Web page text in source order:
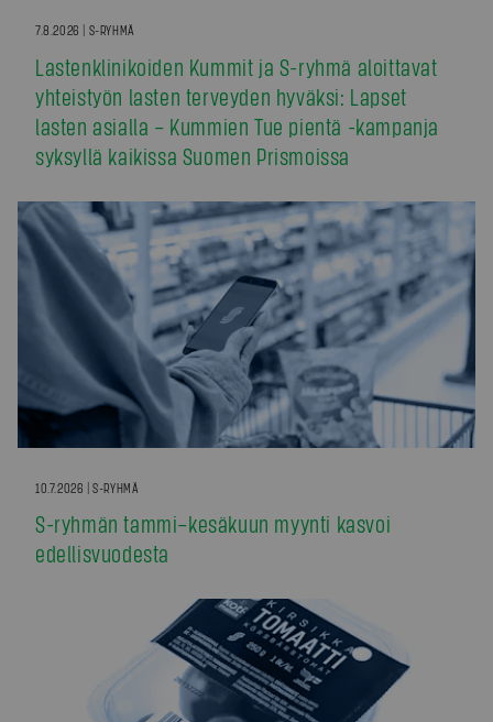
7.8.2026 | S-RYHMÄ
Lastenklinikoiden Kummit ja S-ryhmä aloittavat
yhteistyön lasten terveyden hyväksi: Lapset
lasten asialla – Kummien Tue pientä -kampanja
syksyllä kaikissa Suomen Prismoissa
10.7.2026 | S-RYHMÄ
S-ryhmän tammi–kesäkuun myynti kasvoi
edellisvuodesta